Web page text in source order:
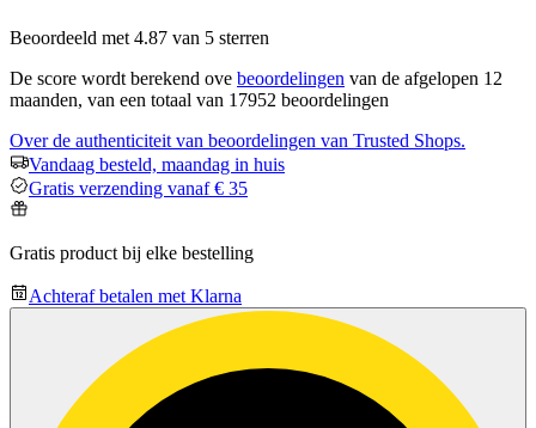
Beoordeeld met 4.87 van 5 sterren
De score wordt berekend ove beoordelingen van de afgelopen 12
maanden, van een totaal van 17952 beoordelingen
Over de authenticiteit van beoordelingen van Trusted Shops.
Vandaag besteld, maandag in huis
Gratis verzending vanaf € 35
Gratis product bij elke bestelling
Achteraf betalen met Klarna